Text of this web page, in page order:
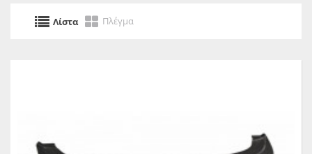
Λίστα Πλέγμα